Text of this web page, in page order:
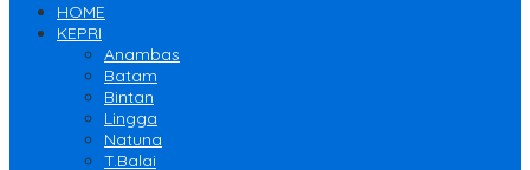
HOME
KEPRI
Anambas
Batam
Bintan
Lingga
Natuna
T.Balai